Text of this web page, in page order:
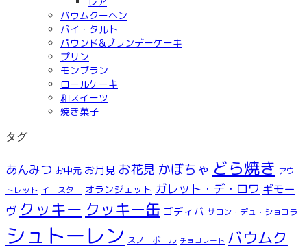
バウムクーヘン
パイ・タルト
パウンド&ブランデーケーキ
プリン
モンブラン
ロールケーキ
和スイーツ
焼き菓子
タグ
あんみつ お中元 お月見 お花見 かぼちゃ どら焼き アウ
トレット イースター オランジェット ガレット・デ・ロワ ギモー
ヴ クッキー クッキー缶 ゴディバ サロン・デュ・ショコラ
シュトーレン スノーボール チョコレート バウムク